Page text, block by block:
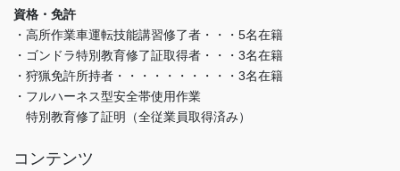
資格・免許
・高所作業車運転技能講習修了者・・・5名在籍
・ゴンドラ特別教育修了証取得者・・・3名在籍
・狩猟免許所持者・・・・・・・・・・3名在籍
・フルハーネス型安全帯使用作業
特別教育修了証明（全従業員取得済み）
コンテンツ